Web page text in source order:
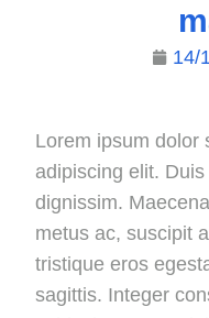
14/
Lorem ipsum dolor
adipiscing elit.
dignissim.
metus ac, suscipit
tristique eros
sagittis. Integer